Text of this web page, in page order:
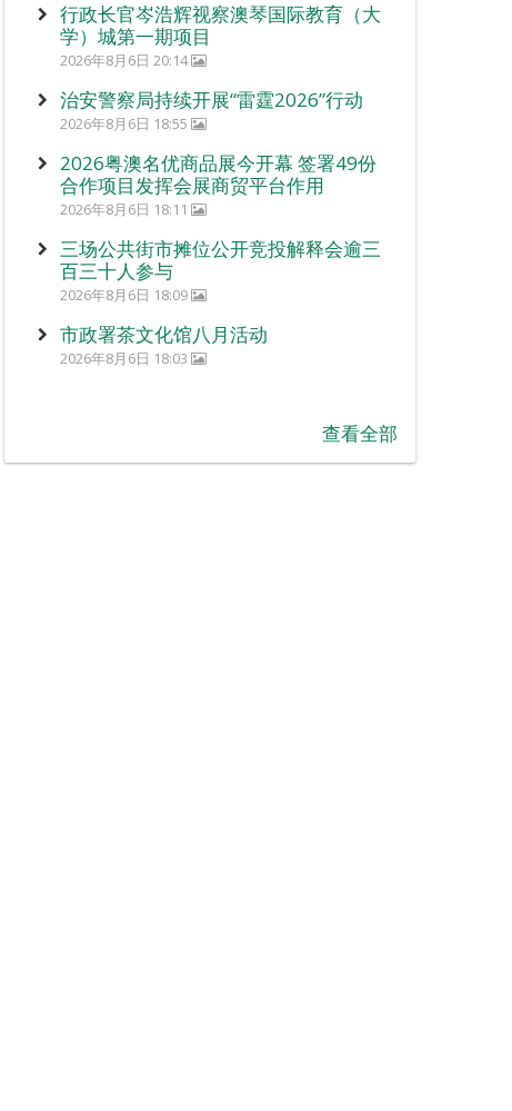
行政长官岑浩辉视察澳琴国际教育（大
学）城第一期项目
2026年8月6日 20:14
治安警察局持续开展“雷霆2026”行动
2026年8月6日 18:55
2026粤澳名优商品展今开幕 签署49份
合作项目发挥会展商贸平台作用
2026年8月6日 18:11
三场公共街市摊位公开竞投解释会逾三
百三十人参与
2026年8月6日 18:09
市政署茶文化馆八月活动
2026年8月6日 18:03
查看全部